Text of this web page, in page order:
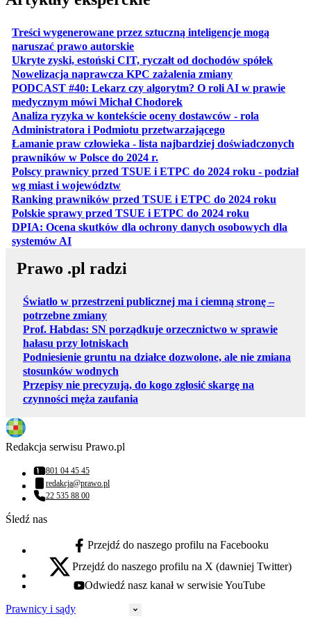
Treści wygenerowane przez sztuczną inteligencje mogą
naruszać prawo autorskieotwiera się w nowej karcie
Ukryte zyski, estoński CIT, ryczałt od dochodów spółekotwiera
Nowelizacja naprawcza KPC zażalenia zmianyotwiera się w
PODCAST #40: Lekarz czy algorytm? O roli AI w prawie
medycznym mówi Michał Chodorekotwiera się w nowej karcie
Analiza ryzyka w kontekście oceny dostawców - rola
Administratora i Podmiotu przetwarzającegootwiera się w
Łamanie praw człowieka - lista najbardziej doświadczonych
prawników w Polsce do 2024 r.
Polscy prawnicy przed TSUE i ETPC do 2024 roku - podział
wg miast i województwotwiera się w nowej karcie
Ranking prawników przed TSUE i ETPC do 2024 roku
Polskie sprawy przed TSUE i ETPC do 2024 roku
DPIA: Ocena skutków dla ochrony danych osobowych dla
systemów AIotwiera się w nowej karcie
Prawo .pl radzi
Światło w przestrzeni publicznej ma i ciemną stronę –
potrzebne zmiany
Prof. Habdas: SN porządkuje orzecznictwo w sprawie
hałasu przy lotniskach
Podniesienie gruntu na działce dozwolone, ale nie zmiana
stosunków wodnych
Przepisy nie precyzują, do kogo zgłosić skargę na
czynności męża zaufania
Redakcja serwisu Prawo.pl
Numer telefonu:
801 04 45 45
Adres email:
redakcja@prawo.pl
Numer telefonu:
22 535 88 00
Śledź nas
facebook - otwiera się w nowej karcie
Przejdź do naszego profilu na Facebooku
x - otwiera się w nowej karcie
Przejdź do naszego profilu na X (dawniej Twitter)
youtube - otwiera się w nowej karcie
Odwiedź nasz kanał w serwisie YouTube
Prawnicy i sądy